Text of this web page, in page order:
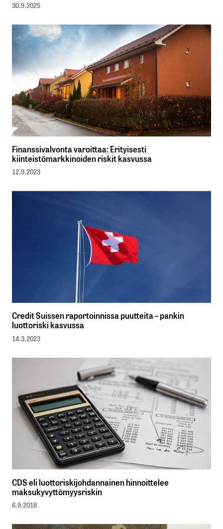
30.9.2025
Finanssivalvonta varoittaa: Erityisesti
kiinteistömarkkinoiden riskit kasvussa
12.9.2023
Credit Suissen raportoinnissa puutteita – pankin
luottoriski kasvussa
14.3.2023
CDS eli luottoriskijohdannainen hinnoittelee
maksukyvyttömyysriskin
6.9.2018